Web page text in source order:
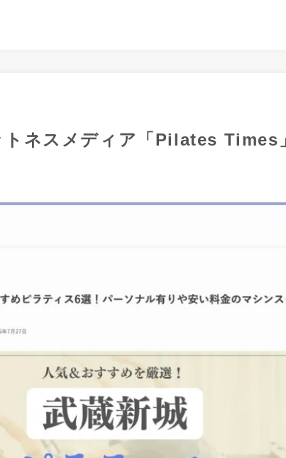
トネスメディア「Pilates Times